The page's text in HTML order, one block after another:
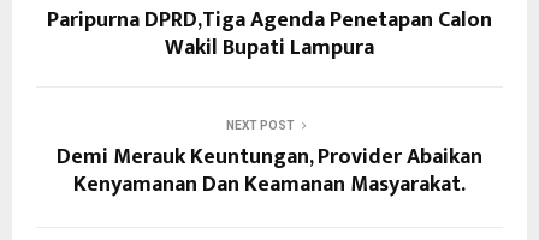
Paripurna DPRD,Tiga Agenda Penetapan Calon
Wakil Bupati Lampura
NEXT POST
Demi Merauk Keuntungan, Provider Abaikan
Kenyamanan Dan Keamanan Masyarakat.